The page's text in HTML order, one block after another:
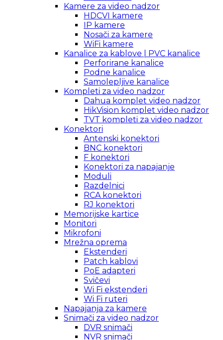
Kamere za video nadzor
HDCVI kamere
IP kamere
Nosači za kamere
WiFi kamere
Kanalice za kablove | PVC kanalice
Perforirane kanalice
Podne kanalice
Samolepljive kanalice
Kompleti za video nadzor
Dahua komplet video nadzor
HikVision komplet video nadzor
TVT kompleti za video nadzor
Konektori
Antenski konektori
BNC konektori
F konektori
Konektori za napajanje
Moduli
Razdelnici
RCA konektori
RJ konektori
Memorijske kartice
Monitori
Mikrofoni
Mrežna oprema
Ekstenderi
Patch kablovi
PoE adapteri
Svičevi
Wi Fi ekstenderi
Wi Fi ruteri
Napajanja za kamere
Snimači za video nadzor
DVR snimači
NVR snimači